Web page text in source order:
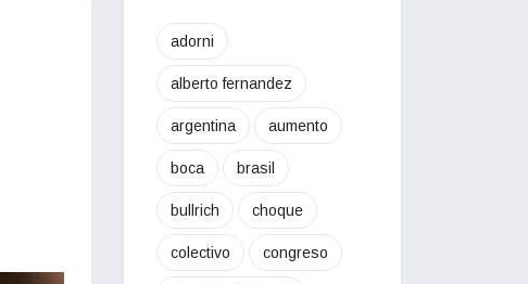
adorni
alberto fernandez
argentina aumento
boca brasil
bullrich choque
colectivo congreso